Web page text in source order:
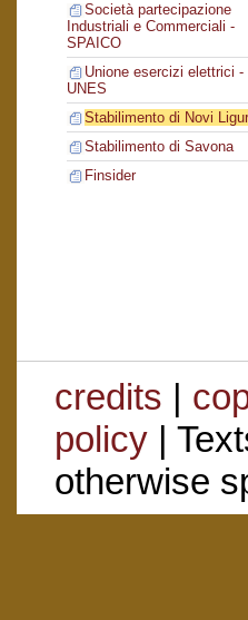
Società partecipazione
Industriali e Commerciali -
SPAICO
Unione esercizi elettrici -
UNES
Stabilimento di Novi
Stabilimento di Savona
Finsider
credits |
policy|
otherwise